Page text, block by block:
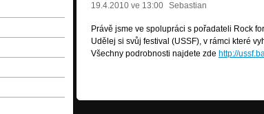
19.4.2010 ve 13:00 Sebastian
Právě jsme ve spolupráci s pořadateli Rock
Udělej si svůj festival (USSF), v rámci které
Všechny podrobnosti najdete zde http://